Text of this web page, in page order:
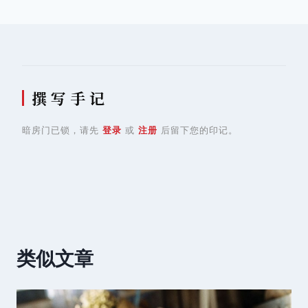
撰 写 手 记
暗房门已锁，请先 登录 或 注册 后留下您的印记。
类似文章